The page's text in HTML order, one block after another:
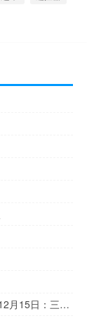
384平方公里开放世界！《仙剑世界》二测定档12月15日：三端互通